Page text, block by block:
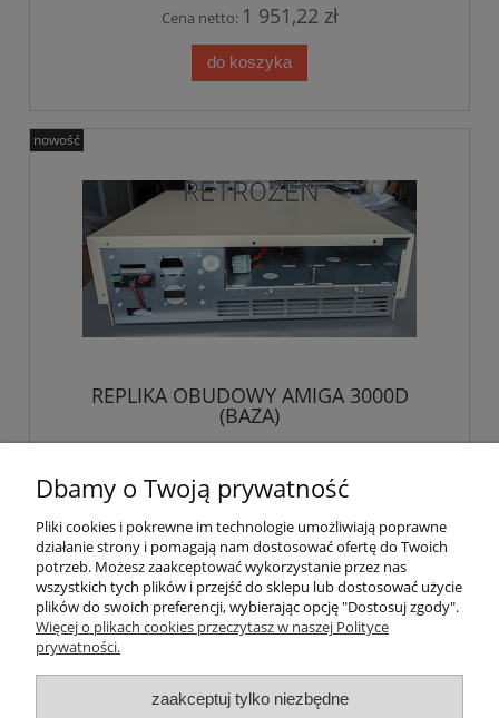
Cena netto: 1 951,22 zł
do koszyka
REPLIKA OBUDOWY AMIGA 3000D
(BAZA)
2 200,00 zł
zawiera 23% VAT, bez kosztów dostawy
Cena netto:1 788,62 zł
do koszyka
nowość
Dbamy o Twoją prywatność
Pliki cookies i pokrewne im technologie umożliwiają poprawne
działanie strony i pomagają nam dostosować ofertę do Twoich
potrzeb. Możesz zaakceptować wykorzystanie przez nas
wszystkich tych plików i przejść do sklepu lub dostosować użycie
plików do swoich preferencji, wybierając opcję "Dostosuj zgody".
Więcej o plikach cookies przeczytasz w naszej Polityce
prywatności.
zaakceptuj tylko niezbędne